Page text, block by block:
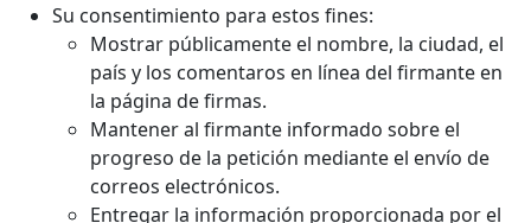
Su consentimiento para estos fines:
Mostrar públicamente el nombre, la ciudad, el
país y los comentaros en línea del firmante en
la página de firmas.
Mantener al firmante informado sobre el
progreso de la petición mediante el envío de
correos electrónicos.
Entregar la información proporcionada por el